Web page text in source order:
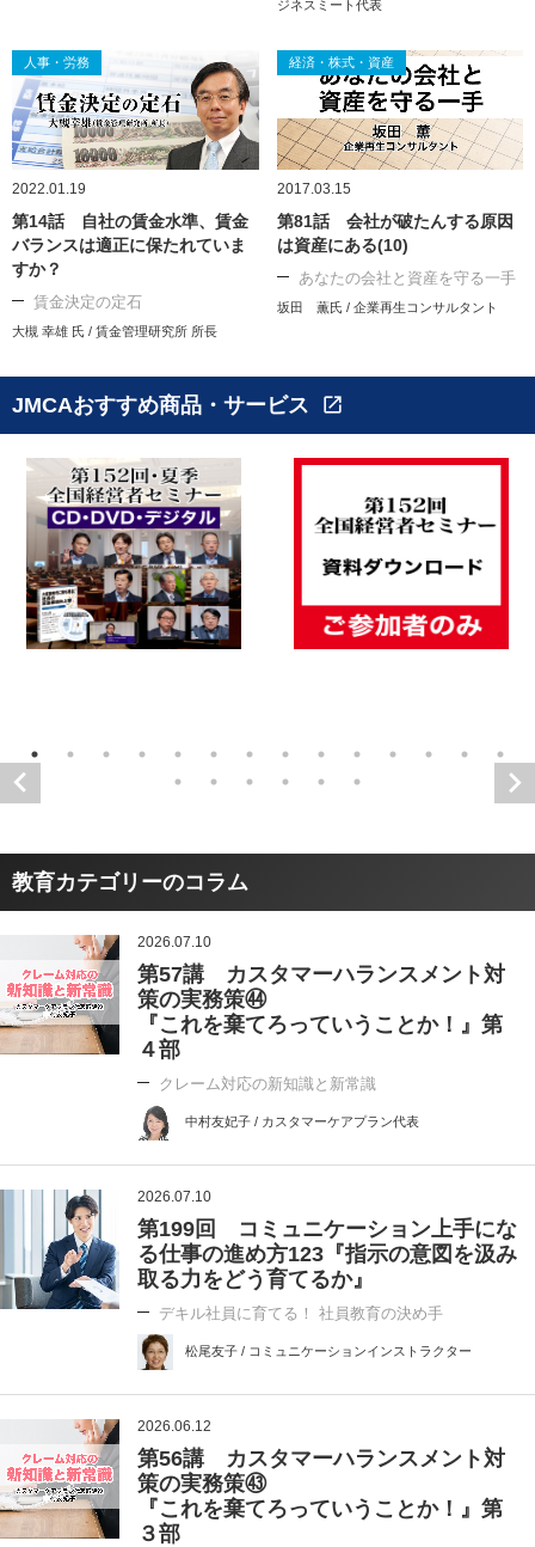
ジネスミート代表
人事・労務
2022.01.19
第14話 自社の賃金水準、賃金
バランスは適正に保たれていま
すか？
賃金決定の定石
大槻 幸雄 氏 / 賃金管理研究所 所長
経済・株式・資産
2017.03.15
第81話 会社が破たんする原因
は資産にある(10)
あなたの会社と資産を守る一手
坂田 薫氏 / 企業再生コンサルタント
JMCAおすすめ商品・サービス open_in_new
教育カテゴリーのコラム
2026.07.10
第57講 カスタマーハランスメント対
策の実務策㊹
『これを棄てろっていうことか！』第
４部
クレーム対応の新知識と新常識
中村友妃子 / カスタマーケアプラン代表
2026.07.10
第199回 コミュニケーション上手にな
る仕事の進め方123『指示の意図を汲み
取る力をどう育てるか』
デキル社員に育てる！ 社員教育の決め手
松尾友子 / コミュニケーションインストラクター
2026.06.12
第56講 カスタマーハランスメント対
策の実務策㊸
『これを棄てろっていうことか！』第
３部